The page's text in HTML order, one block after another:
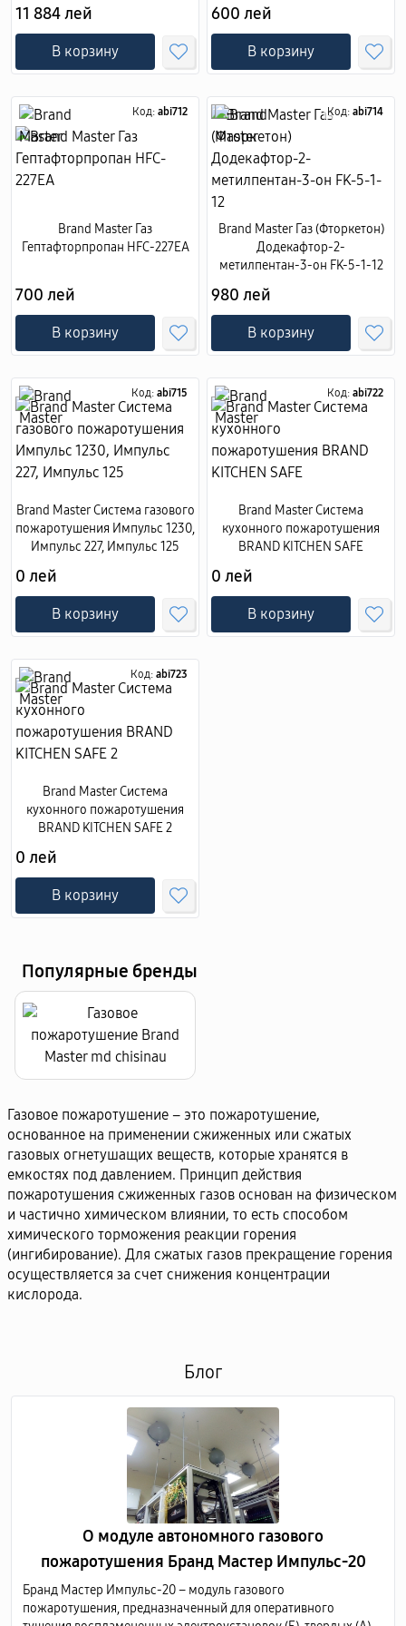
11 884 лей
В корзину
600 лей
В корзину
Код: abi712
Brand Master Газ
Гептафторпропан HFC-227EA
700 лей
В корзину
Код: abi714
Brand Master Газ (Фторкетон)
Додекафтор-2-
метилпентан-3-он FK-5-1-12
980 лей
В корзину
Код: abi715
Brand Master Система газового
пожаротушения Импульс 1230,
Импульс 227, Импульс 125
0 лей
В корзину
Код: abi722
Brand Master Система
кухонного пожаротушения
BRAND KITCHEN SAFE
0 лей
В корзину
Код: abi723
Brand Master Система
кухонного пожаротушения
BRAND KITCHEN SAFE 2
0 лей
В корзину
Популярные бренды
Газовое пожаротушение – это пожаротушение,
основанное на применении сжиженных или сжатых
газовых огнетушащих веществ, которые хранятся в
емкостях под давлением. Принцип действия
пожаротушения сжиженных газов основан на физическом
и частично химическом влиянии, то есть способом
химического торможения реакции горения
(ингибирование). Для сжатых газов прекращение горения
осуществляется за счет снижения концентрации
кислорода.
Блог
О модуле автономного газового
пожаротушения Бранд Мастер Импульс-20
Бранд Мастер Импульс-20 – модуль газового
пожаротушения, предназначенный для оперативного